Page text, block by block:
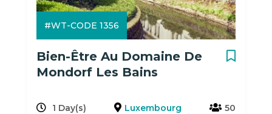
#WT-CODE 1356
Bien-Être Au Domaine De
Mondorf Les Bains
1 Day(s) Luxembourg 50